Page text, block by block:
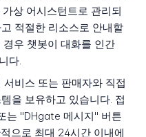
상 어시스턴트로 관리되
적절한 리소스로 안내할
우 챗봇이 대화를 인간
다.
서비스 또는 판매자와 직접
을 보유하고 있습니다. 접
는 "DHgate 메시지" 버튼
으로 최대 24시간 이내에